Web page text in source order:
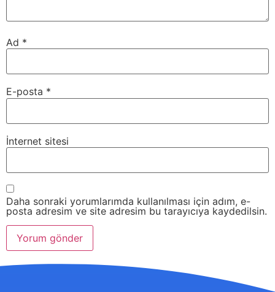
Ad *
E-posta *
İnternet sitesi
Daha sonraki yorumlarımda kullanılması için adım, e-
posta adresim ve site adresim bu tarayıcıya kaydedilsin.